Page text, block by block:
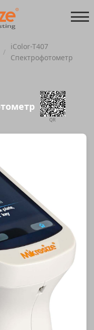
/
iColor-T407
Спектрофотометр
QR